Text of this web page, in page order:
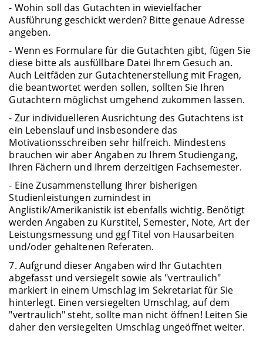
- Wohin soll das Gutachten in wievielfacher
Ausführung geschickt werden? Bitte genaue Adresse
angeben.
- Wenn es Formulare für die Gutachten gibt, fügen Sie
diese bitte als ausfüllbare Datei Ihrem Gesuch an.
Auch Leitfäden zur Gutachtenerstellung mit Fragen,
die beantwortet werden sollen, sollten Sie Ihren
Gutachtern möglichst umgehend zukommen lassen.
- Zur individuelleren Ausrichtung des Gutachtens ist
ein Lebenslauf und insbesondere das
Motivationsschreiben sehr hilfreich. Mindestens
brauchen wir aber Angaben zu Ihrem Studiengang,
Ihren Fächern und Ihrem derzeitigen Fachsemester.
- Eine Zusammenstellung Ihrer bisherigen
Studienleistungen zumindest in
Anglistik/Amerikanistik ist ebenfalls wichtig. Benötigt
werden Angaben zu Kurstitel, Semester, Note, Art der
Leistungsmessung und ggf Titel von Hausarbeiten
und/oder gehaltenen Referaten.
7. Aufgrund dieser Angaben wird Ihr Gutachten
abgefasst und versiegelt sowie als "vertraulich"
markiert in einem Umschlag im Sekretariat für Sie
hinterlegt. Einen versiegelten Umschlag, auf dem
"vertraulich" steht, sollte man nicht öffnen! Leiten Sie
daher den versiegelten Umschlag ungeöffnet weiter.